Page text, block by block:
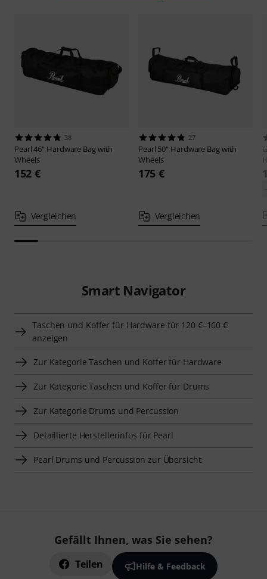
38
Pearl46" Hardware Bag with
Wheels
152 €
Vergleichen
27
Pearl 50" Hardware Bag with
Wheels
175 €
Vergleichen
Smart Navigator
Taschen und Koffer für Hardware für 120 €–160 €
anzeigen
Zur Kategorie Taschen und Koffer für Hardware
Zur Kategorie Taschen und Koffer für Drums
Zur Kategorie Drums und Percussion
Detaillierte Herstellerinfos für Pearl
Pearl Drums und Percussion zur Übersicht
Gefällt Ihnen, was Sie sehen?
Teilen Hilfe & Feedback